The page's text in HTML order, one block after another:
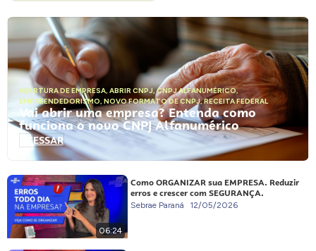
ABERTURA DE EMPRESA, ABRIR CNPJ,CNPJ ALFANUMÉRICO,
EMPREENDEDORISMO, NOVO FORMATO DE CNPJ,RECEITA FEDERAL
Vai abrir uma empresa? Entenda como
funciona o novo CNPJ Alfanumérico
ACESSAR
06:24
Como ORGANIZAR sua EMPRESA. Reduzir
erros e crescer com SEGURANÇA.
Sebrae Paraná 12/05/2026